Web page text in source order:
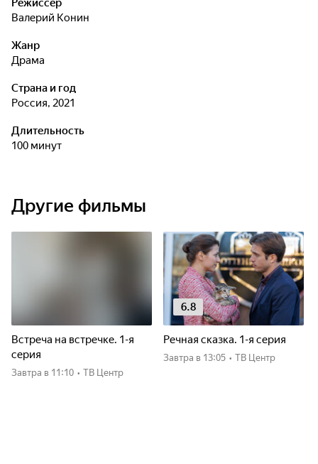
Режиссёр
Валерий Конин
Жанр
драма
Страна и год
Россия, 2021
Длительность
100 минут
Другие фильмы
Встреча на встречке. 1-я
серия
Завтра в 11:10 • ТВ Центр
6.8
Речная сказка. 1-я серия
Завтра в 13:05 • ТВ Центр